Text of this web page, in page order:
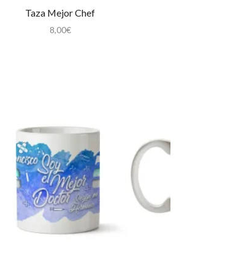
Taza Mejor Chef
8,00€